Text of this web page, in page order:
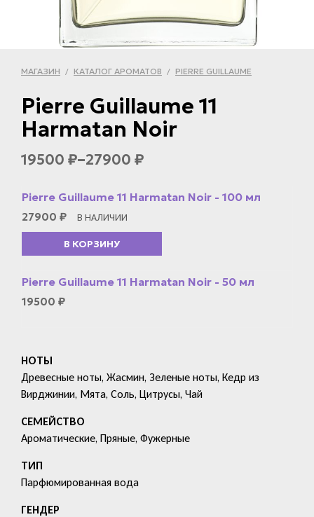
МАГАЗИН / КАТАЛОГ АРОМАТОВ / PIERRE GUILLAUME
Pierre Guillaume 11
Harmatan Noir
19500 ₽–27900 ₽
Pierre Guillaume 11 Harmatan Noir - 100 мл
27900 ₽ В НАЛИЧИИ
В КОРЗИНУ
Pierre Guillaume 11 Harmatan Noir - 50 мл
19500 ₽
НОТЫ
Древесные ноты, Жасмин, Зеленые ноты, Кедр из
Вирджинии, Мята, Соль, Цитрусы, Чай
СЕМЕЙСТВО
Ароматические, Пряные, Фужерные
ТИП
Парфюмированная вода
ГЕНДЕР